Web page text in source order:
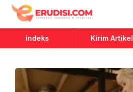
Erudisi
Temukan Jawaban dan Inspirasi
indeks Kirim Artikel